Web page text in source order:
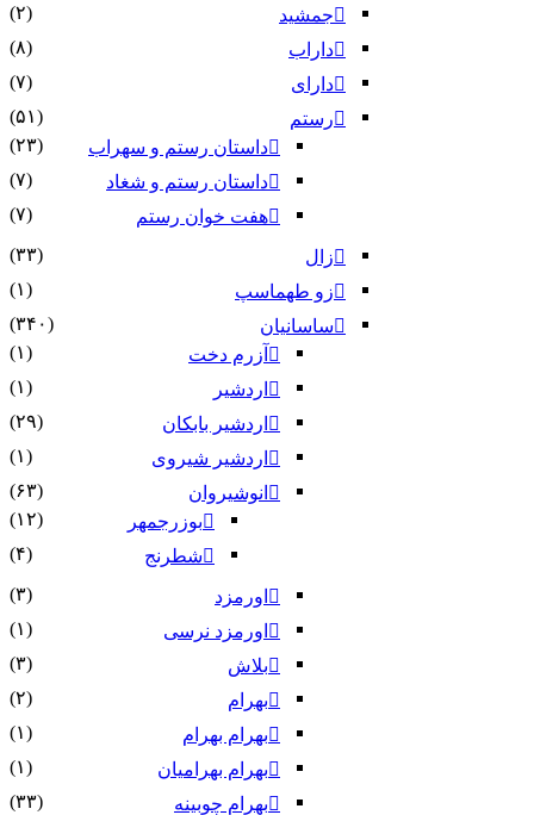
جمشید
(۲)
داراب
(۸)
دارای
(۷)
رستم
(۵۱)
داستان رستم و سهراب
(۲۳)
داستان رستم و شغاد
(۷)
هفت خوان رستم‏
(۷)
زال
(۳۳)
زو طهماسپ‏
(۱)
ساسانیان
(۳۴۰)
آزرم دخت
(۱)
اردشیر
(۱)
اردشیر بابکان
(۲۹)
اردشیر شیروی
(۱)
انوشیروان
(۶۳)
بوزرجمهر
(۱۲)
شطرنج
(۴)
اورمزد
(۳)
اورمزد نرسى‏
(۱)
بلاش
(۳)
بهرام
(۲)
بهرام بهرام
(۱)
بهرام بهرامیان‏
(۱)
بهرام چوبینه
(۳۳)